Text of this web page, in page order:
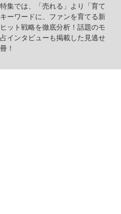
集では、「売れる」より「育て
ーワードに、ファンを育てる新
ット戦略を徹底分析！話題のモ
インタビューも掲載した見逃せ
！